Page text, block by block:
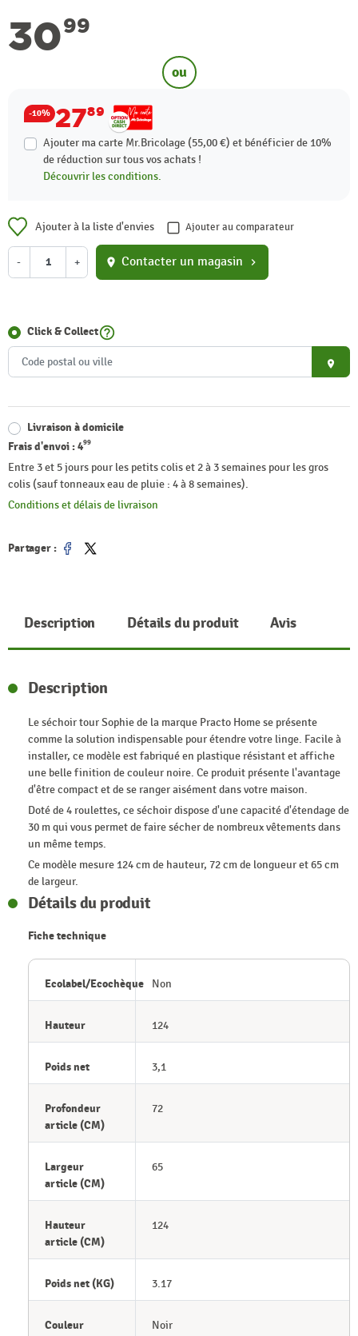
3099
ou
-10% 2789
Ajouter ma carte Mr.Bricolage (55,00 €) et bénéficier de 10%
de réduction sur tous vos achats !
Découvrir les conditions.
Ajouter à la liste d'envies Ajouter au comparateur
- + location_on Contacter un magasin chevron_right
Click & Collecthelp_outline
place
Livraison à domicile
Frais d'envoi :499
Entre 3 et 5 jours pour les petits colis et 2 à 3 semaines pour les gros
colis (sauf tonneaux eau de pluie : 4 à 8 semaines).
Conditions et délais de livraison
Partager :
Partager
Tweet
Description Détails du produit Avis
Description
Le séchoir tour Sophie de la marque Practo Home se présente
comme la solution indispensable pour étendre votre linge. Facile à
installer, ce modèle est fabriqué en plastique résistant et affiche
une belle finition de couleur noire. Ce produit présente l'avantage
d'être compact et de se ranger aisément dans votre maison.
Doté de 4 roulettes, ce séchoir dispose d'une capacité d'étendage de
30 m qui vous permet de faire sécher de nombreux vêtements dans
un même temps.
Ce modèle mesure 124 cm de hauteur, 72 cm de longueur et 65 cm
de largeur.
Détails du produit
Fiche technique
Ecolabel/Ecochèque Non
Hauteur 124
Poids net 3,1
Profondeur
article (CM)
72
Largeur
article (CM)
65
Hauteur
article (CM)
124
Poids net (KG) 3.17
Couleur
Noir